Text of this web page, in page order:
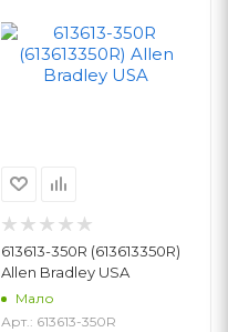
613613-350R (613613350R)
Allen Bradley USA
Мало
Арт.: 613613-350R